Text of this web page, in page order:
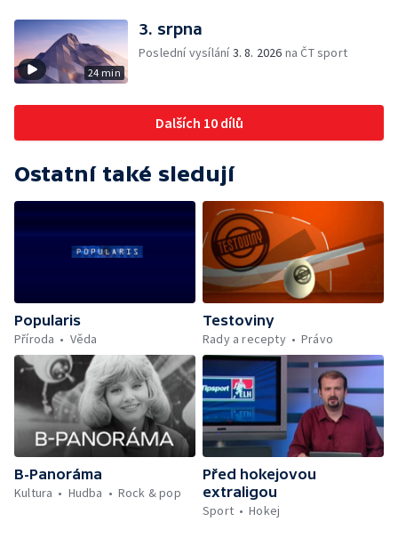
24 min
3. srpna
Poslední vysílání3. 8. 2026 na ČT sport
Dalších 10 dílů
Ostatní také sledují
Popularis
Příroda
Věda
Testoviny
Rady a recepty
Právo
B-Panoráma
Kultura
Hudba Rock & pop
Před hokejovou
extraligou
Sport
Hokej